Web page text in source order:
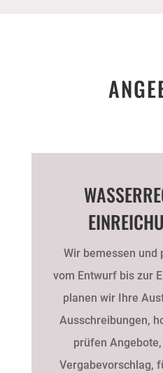
Wir bemessen und
vom Entwurf bis zur
planen wir Ihre
Ausschreibungen,
prüfen
Vergabevorschlag,